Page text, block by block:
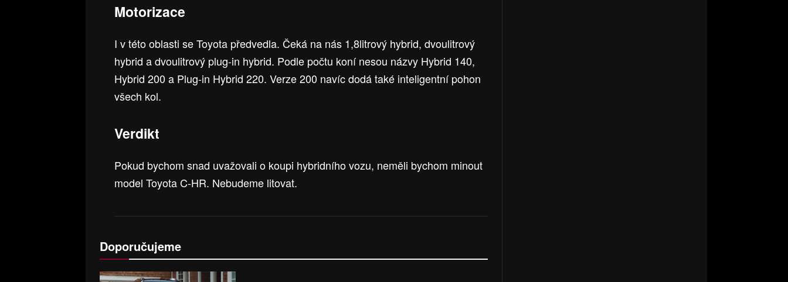
Motorizace
I v této oblasti se Toyota předvedla. Čeká na nás 1,8litrový hybrid, dvoulitrový
hybrid a dvoulitrový plug-in hybrid. Podle počtu koní nesou názvy Hybrid 140,
Hybrid 200 a Plug-in Hybrid 220. Verze 200 navíc dodá také inteligentní pohon
všech kol.
Verdikt
Pokud bychom snad uvažovali o koupi hybridního vozu, neměli bychom minout
model Toyota C-HR. Nebudeme litovat.
Doporučujeme